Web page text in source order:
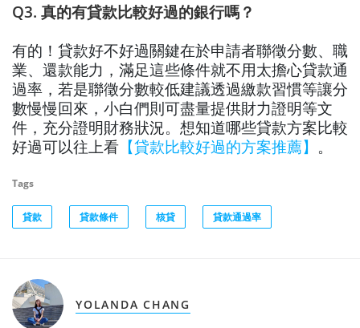
Q3. 真的有貸款比較好過的銀行嗎？
有的！貸款好不好過關鍵在於申請者聯徵分數、職
業、還款能力，滿足這些條件就不用太擔心貸款通
過率，若是聯徵分數較低建議透過繳款習慣等讓分
數慢慢回來，小白們則可盡量提供財力證明等文
件，充分證明財務狀況。想知道哪些貸款方案比較
好過可以往上看 【貸款比較好過的方案推薦】 。
Tags
貸款 貸款條件 核貸 貸款通過率
YOLANDA CHANG